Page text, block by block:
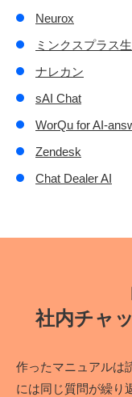
Neurox
ミンクスプラス
ナレカン
sAI Chat
WorQu for AI-
Zendesk
Chat Dealer AI
社内チャ
作ったマニュアルは
には同じ質問が繰り